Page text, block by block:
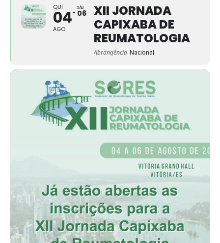
QUI
04
AGO
SÁB
06
XII JORNADA
CAPIXABA DE
REUMATOLOGIA
Abrangência Nacional